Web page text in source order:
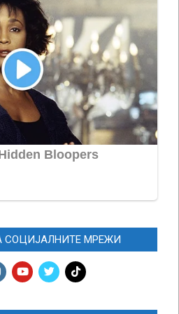
СОЦИЈАЛНИТЕ МРЕЖИ